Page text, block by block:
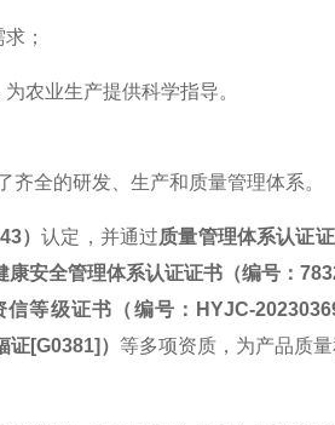
；
农业生产提供科学指导。
全的研发、生产和质量管理体系。
）认定，并通过质量管理体系认证
康安全管理体系认证证书（编号：
信等级证书（编号： HYJC-
证[G0381]） 等多项资质，为产品质